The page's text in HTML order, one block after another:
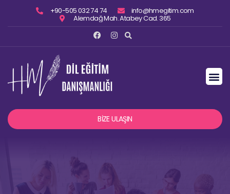
+90-505 032 74 74 info@hmegitim.com
Alemdağ Mah. Atabey Cad. 365
BİZE ULAŞIN